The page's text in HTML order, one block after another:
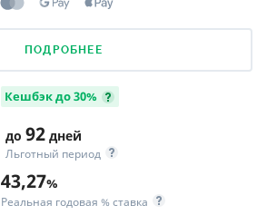
ПОДРОБНЕЕ
Кешбэк до 30%
до 92 дней
Льготный период
43,27%
Реальная годовая % ставка